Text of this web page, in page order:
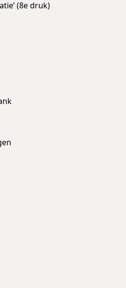
(8e druk)